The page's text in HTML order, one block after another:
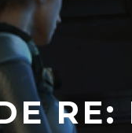
RE: